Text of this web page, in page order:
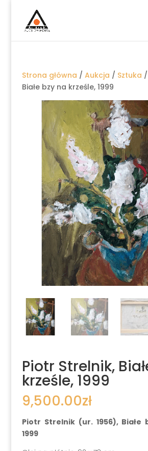
Strona główna / Aukcja / Sztuka
Białe bzy na krześle, 1999
Piotr Strelnik,
krześle, 1999
9,500.00zł
Piotr Strelnik (ur. 1956), Białe
1999